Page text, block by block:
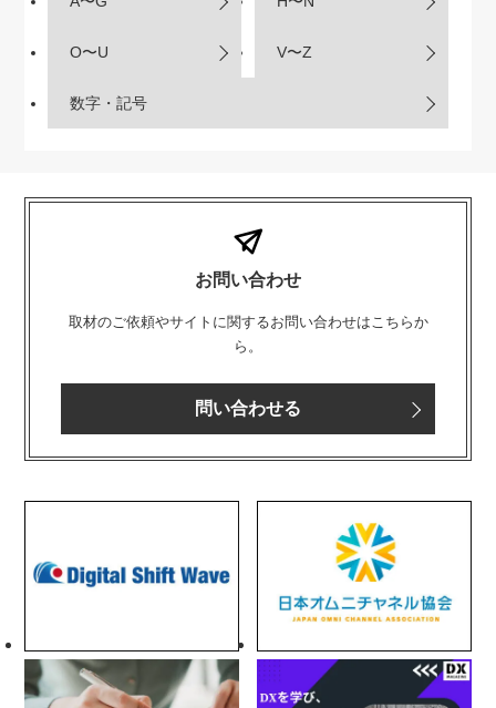
O〜U V〜Z
数字・記号
お問い合わせ
取材のご依頼やサイトに関するお問い合わせはこちらか
ら。
問い合わせる